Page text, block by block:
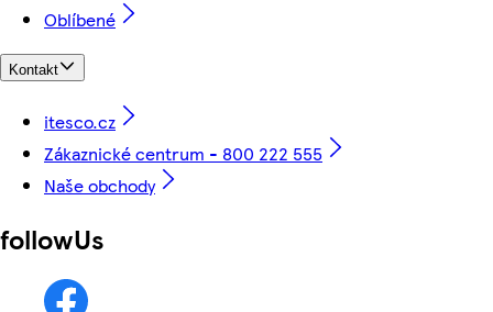
Oblíbené
Kontakt
itesco.cz
Zákaznické centrum - 800 222 555
Naše obchody
followUs